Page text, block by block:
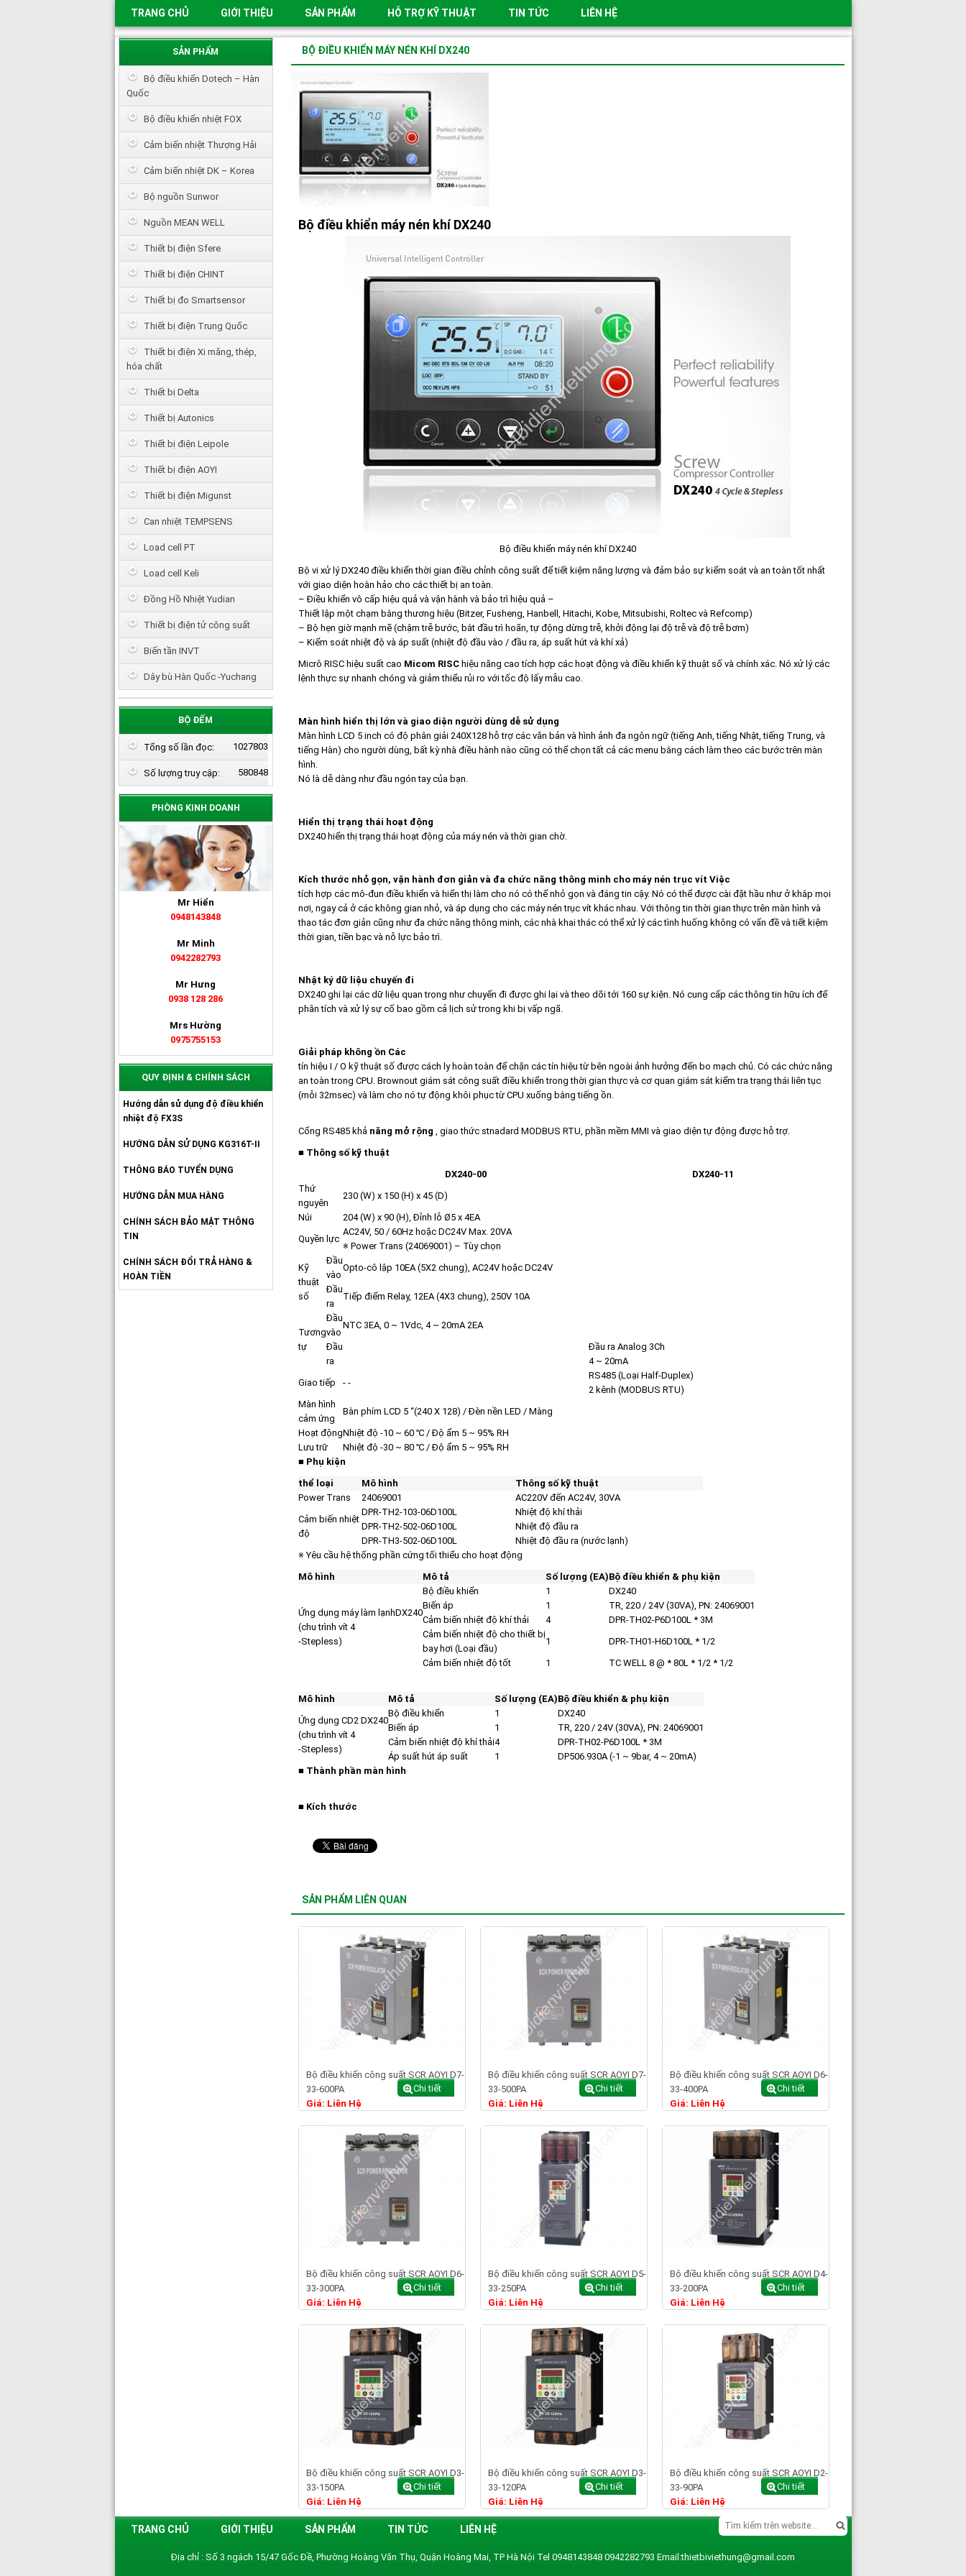
TRANG CHỦ GIỚI THIỆU SẢN PHẨM HỖ TRỢ KỸ THUẬT TIN TỨC LIÊN HỆ
BỘ ĐIỀU KHIỂN MÁY NÉN KHÍ DX240
Bộ điều khiển máy nén khí DX240
Bộ điều khiển máy nén khí DX240
Bộ vi xử lý DX240 điều khiển thời gian điều chỉnh công suất để tiết kiệm năng lượng và đảm bảo sự kiểm soát và an toàn tốt nhất
với giao diện hoàn hảo cho các thiết bị an toàn.
– Điều khiển vô cấp hiệu quả và vận hành và bảo trì hiệu quả –
Thiết lập một chạm bằng thương hiệu (Bitzer, Fusheng, Hanbell, Hitachi, Kobe, Mitsubishi, Roltec và Refcomp)
– Bộ hẹn giờ mạnh mẽ (chậm trễ bước, bắt đầu trì hoãn, tự động dừng trễ, khởi động lại độ trễ và độ trễ bơm)
– Kiểm soát nhiệt độ và áp suất (nhiệt độ đầu vào / đầu ra, áp suất hút và khí xả)
Micrô RISC hiệu suất cao Micom RISChiệu năng cao tích hợp các hoạt động và điều khiển kỹ thuật số và chính xác. Nó xử lý các
lệnh thực sự nhanh chóng và giảm thiểu rủi ro với tốc độ lấy mẫu cao.
Màn hình hiển thị lớn và giao diện người dùng dễ sử dụng
Màn hình LCD 5 inch có độ phân giải 240X128 hỗ trợ các văn bản và hình ảnh đa ngôn ngữ (tiếng Anh, tiếng Nhật, tiếng Trung, và
tiếng Hàn) cho người dùng, bất kỳ nhà điều hành nào cũng có thể chọn tất cả các menu bằng cách làm theo các bước trên màn
hình.
Nó là dễ dàng như đầu ngón tay của bạn.
Hiển thị trạng thái hoạt động
DX240 hiển thị trạng thái hoạt động của máy nén và thời gian chờ.
Kích thước nhỏ gọn, vận hành đơn giản và đa chức năng thông minh cho máy nén trục vít Việc
tích hợp các mô-đun điều khiển và hiển thị làm cho nó có thể nhỏ gọn và đáng tin cậy. Nó có thể được cài đặt hầu như ở khắp mọi
nơi, ngay cả ở các không gian nhỏ, và áp dụng cho các máy nén trục vít khác nhau. Với thông tin thời gian thực trên màn hình và
thao tác đơn giản cũng như đa chức năng thông minh, các nhà khai thác có thể xử lý các tình huống không có vấn đề và tiết kiệm
thời gian, tiền bạc và nỗ lực bảo trì.
Nhật ký dữ liệu chuyến đi
DX240 ghi lại các dữ liệu quan trọng như chuyến đi được ghi lại và theo dõi tới 160 sự kiện. Nó cung cấp các thông tin hữu ích để
phân tích và xử lý sự cố bao gồm cả lịch sử trong khi bị vấp ngã.
Giải pháp không ồn Các
tín hiệu I / O kỹ thuật số được cách ly hoàn toàn để chặn các tín hiệu từ bên ngoài ảnh hưởng đến bo mạch chủ. Có các chức năng
an toàn trong CPU. Brownout giám sát công suất điều khiển trong thời gian thực và cơ quan giám sát kiểm tra trạng thái liên tục
(mỗi 32msec) và làm cho nó tự động khôi phục từ CPU xuống bằng tiếng ồn.
Cổng RS485 khả năng mở rộng , giao thức stnadard MODBUS RTU, phần mềm MMI và giao diện tự động được hỗ trợ.
■ Thông số kỹ thuật
DX240-00
DX240-11
Thứ
nguyên
230 (W) x 150 (H) x 45 (D)
Núi
204 (W) x 90 (H), Đỉnh lỗ Ø5 x 4EA
Quyền lực
AC24V, 50 / 60Hz hoặc DC24V Max. 20VA
※ Power Trans (24069001) – Tùy chọn
Kỹ
thuật
số
Đầu
vào
Opto-cô lập 10EA (5X2 chung), AC24V hoặc DC24V
Đầu
ra
Tiếp điểm Relay, 12EA (4X3 chung), 250V 10A
Tương
tự
Đầu
vào
NTC 3EA, 0 ~ 1Vdc, 4 ~ 20mA 2EA
Đầu
ra
Đầu ra Analog 3Ch
4 ~ 20mA
Giao tiếp
- -
RS485 (Loại Half-Duplex)
2 kênh (MODBUS RTU)
Màn hình
cảm ứng
Bàn phím LCD 5 “(240 X 128) / Đèn nền LED / Màng
Hoạt độngNhiệt độ -10 ~ 60 ℃ / Độ ẩm 5 ~ 95% RH
Lưu trữ
Nhiệt độ -30 ~ 80 ℃ / Độ ẩm 5 ~ 95% RH
■ Phụ kiện
thể loại
Mô hình
Thông số kỹ thuật
Power Trans
24069001
AC220V đến AC24V, 30VA
Cảm biến nhiệt
độ
DPR-TH2-103-06D100L
Nhiệt độ khí thải
DPR-TH2-502-06D100L
Nhiệt độ đầu ra
DPR-TH3-502-06D100L
Nhiệt độ đầu ra (nước lạnh)
※ Yêu cầu hệ thống phần cứng tối thiểu cho hoạt động
Mô hình
Mô tả Số lượng (EA)Bộ điều khiển & phụ kiện
Ứng dụng máy làm lạnhDX240
(chu trình vít 4
-Stepless)
Bộ điều khiển 1
DX240
Biến áp
1
TR, 220 / 24V (30VA), PN: 24069001
Cảm biến nhiệt độ khí thải
4
DPR-TH02-P6D100L * 3M
Cảm biến nhiệt độ cho thiết bị
bay hơi (Loại đầu)
1
DPR-TH01-H6D100L * 1/2
Cảm biến nhiệt độ tốt
1 TC WELL 8 @ * 80L * 1/2 * 1/2
Mô hình Mô tả Số lượng (EA)Bộ điều khiển & phụ kiện
Ứng dụng CD2 DX240
(chu trình vít 4
-Stepless)
Bộ điều khiển 1
DX240
Biến áp
1
TR, 220 / 24V (30VA), PN: 24069001
Cảm biến nhiệt độ khí thải4
DPR-TH02-P6D100L * 3M
Áp suất hút áp suất
1
DP506.930A (-1 ~ 9bar, 4 ~ 20mA)
■ Thành phần màn hình
■ Kích thước
SẢN PHẨM LIÊN QUAN
Bộ điều khiến công suất SCR AOYI D7-
33-600PA
Giá: Liên Hệ
Chi tiết
Bộ điều khiến công suất SCR AOYI D7-
33-500PA
Giá: Liên Hệ
Chi tiết
Bộ điều khiến công suất SCR AOYI D6-
33-400PA
Giá: Liên Hệ
Chi tiết
Bộ điều khiến công suất SCR AOYI D6-
33-300PA
Giá: Liên Hệ
Chi tiết
Bộ điều khiến công suất SCR AOYI D5-
33-250PA
Giá: Liên Hệ
Chi tiết
Bộ điều khiến công suất SCR AOYI D4-
33-200PA
Giá: Liên Hệ
Chi tiết
Bộ điều khiến công suất SCR AOYI D3-
33-150PA
Giá: Liên Hệ
Chi tiết
Bộ điều khiến công suất SCR AOYI D3-
33-120PA
Giá: Liên Hệ
Chi tiết
Bộ điều khiến công suất SCR AOYI D2-
33-90PA
Giá: Liên Hệ
Chi tiết
SẢN PHẨM
Bộ điều khiển Dotech – Hàn
Quốc
Bộ điều khiển nhiệt FOX
Cảm biến nhiệt Thượng Hải
Cảm biến nhiệt DK – Korea
Bộ nguồn Sunwor
Nguồn MEAN WELL
Thiết bị điện Sfere
Thiết bị điện CHINT
Thiết bị đo Smartsensor
Thiết bị điện Trung Quốc
Thiết bị điện Xi măng, thép,
hóa chất
Thiết bị Delta
Thiết bị Autonics
Thiết bị điện Leipole
Thiết bị điện AOYI
Thiết bị điện Migunst
Can nhiệt TEMPSENS
Load cell PT
Load cell Keli
Đồng Hồ Nhiệt Yudian
Thiết bị điện tử công suất
Biến tần INVT
Dây bù Hàn Quốc -Yuchang
BỘ ĐẾM
1027803
Tổng số lần đọc:
580848
Số lượng truy cập:
PHÒNG KINH DOANH
Mr Hiển
0948143848
Mr Minh
0942282793
Mr Hưng
0938 128 286
Mrs Hường
0975755153
QUY ĐỊNH & CHÍNH SÁCH
Hướng dẫn sử dụng độ điều khiển
nhiệt độ FX3S
HƯỚNG DẪN SỬ DỤNG KG316T-II
THÔNG BÁO TUYỂN DỤNG
HƯỚNG DẪN MUA HÀNG
CHÍNH SÁCH BẢO MẬT THÔNG
TIN
CHÍNH SÁCH ĐỔI TRẢ HÀNG &
HOÀN TIỀN
TRANG CHỦ GIỚI THIỆU SẢN PHẨM TIN TỨC LIÊN HỆ
Địa chỉ : Số 3 ngách 15/47 Gốc Đề, Phường Hoàng Văn Thụ, Quận Hoàng Mai, TP Hà Nội Tel 0948143848 0942282793 Email:thietbiviethung@gmail.com